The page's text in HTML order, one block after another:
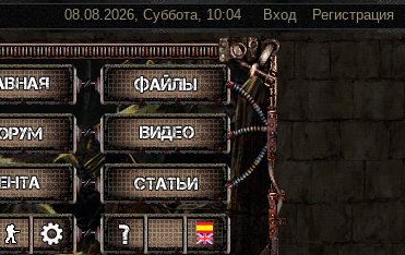
Вход Регистрация
08.08.2026, Суббота, 10:04
.
.
.
. . . .